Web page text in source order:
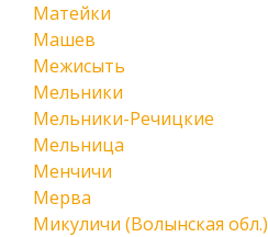
Матейки
Машев
Межисыть
Мельники
Мельники-Речицкие
Мельница
Менчичи
Мерва
Микуличи (Волынская обл.)